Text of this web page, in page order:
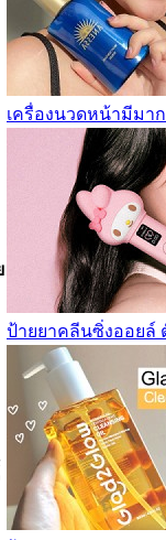
เครื่องนวดหน้ามีมาก
ป้ายยาคลีนซิ่งออยล์